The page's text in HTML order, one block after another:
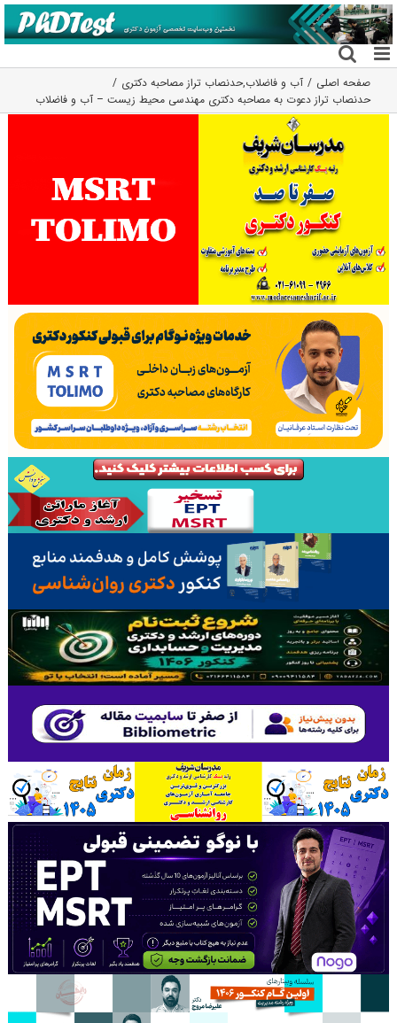
رفتن
به
محتوا
صفحه اصلی آب و فاضلاب,حدنصاب تراز مصاحبه دکتری
حدنصاب تراز دعوت به مصاحبه دکتری مهندسی محیط زیست – آب و فاضلاب